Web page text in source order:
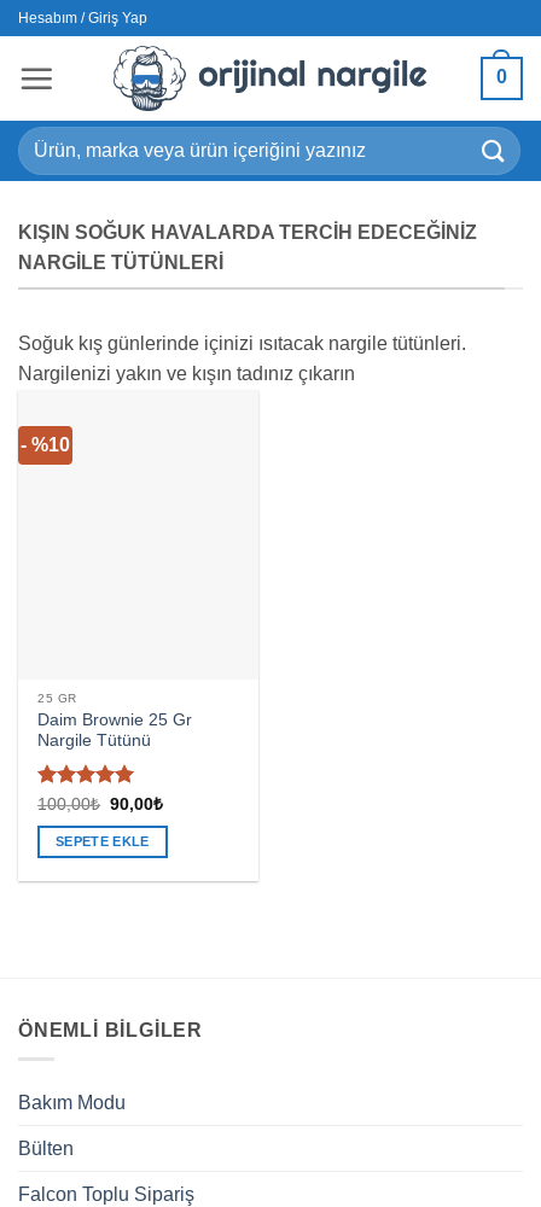
İçeriğe
Hesabım / Giriş Yap
0
Ara:
KIŞIN SOĞUK HAVALARDA TERCIH EDECEĞINIZ
NARGILE TÜTÜNLERI
Soğuk kış günlerinde içinizi ısıtacak nargile tütünleri.
Nargilenizi yakın ve kışın tadınız çıkarın
- %10
25 GR
Daim Brownie 25 Gr
Nargile Tütünü
5 üzerinden
4.91oy
aldı
100,00₺ Orijinal
100,00₺.
90,00₺Şu
SEPETE EKLE
ÖNEMLI BILGILER
Bakım Modu
Bülten
Falcon Toplu Sipariş